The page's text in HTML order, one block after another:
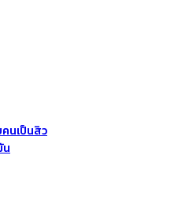
นเป็นสิว
น